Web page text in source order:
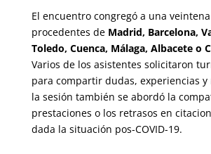
El encuentro congregó a una
procedentes deMadrid, Barcelona,
Toledo, Cuenca, Málaga, Albacete o
Varios de los asistentes solicitaron
para compartir dudas, experiencias y
la sesión también se abordó la
prestaciones o los retrasos en
dada la situación pos-COVID-19.